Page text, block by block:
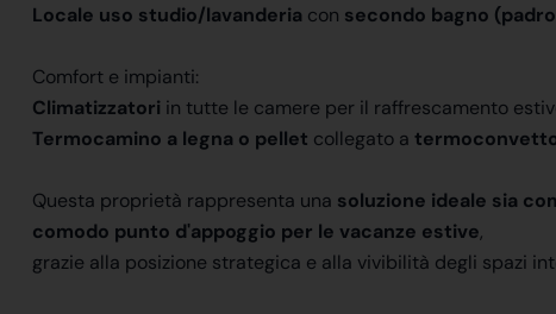
Locale uso studio/lavanderia con secondo bagno
Comfort e impianti:
Climatizzatori in tutte le camere per il raffrescamento
Termocamino a legna o pellet collegato a
Questa proprietà rappresenta una soluzione ideale sia
comodo punto d'appoggio per le vacanze estive,
grazie alla posizione strategica e alla vivibilità degli spazi